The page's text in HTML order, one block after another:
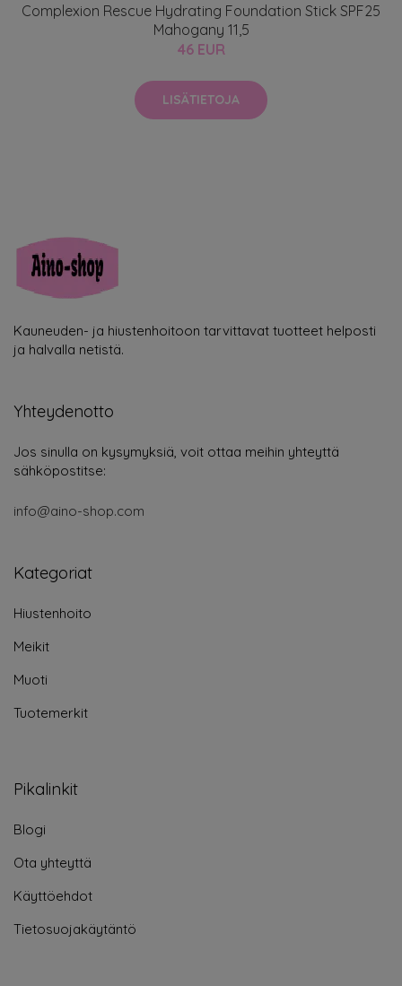
Complexion Rescue Hydrating Foundation Stick SPF25
Mahogany 11,5
46 EUR
LISÄTIETOJA
Kauneuden- ja hiustenhoitoon tarvittavat tuotteet helposti
ja halvalla netistä.
Yhteydenotto
Jos sinulla on kysymyksiä, voit ottaa meihin yhteyttä
sähköpostitse:
info@aino-shop.com
Kategoriat
Hiustenhoito
Meikit
Muoti
Tuotemerkit
Pikalinkit
Blogi
Ota yhteyttä
Käyttöehdot
Tietosuojakäytäntö